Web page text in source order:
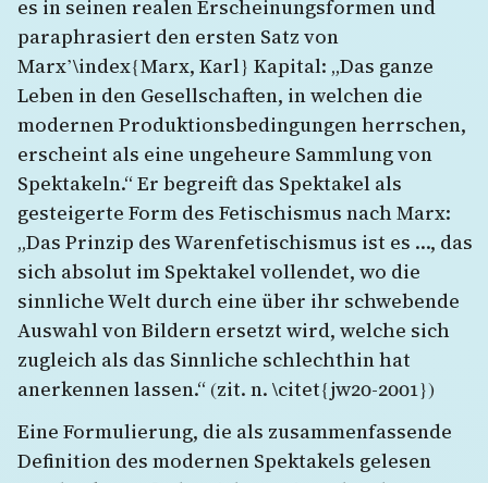
es in seinen realen Erscheinungsformen und
paraphrasiert den ersten Satz von
Marx’\index{Marx, Karl} Kapital: „Das ganze
Leben in den Gesellschaften, in welchen die
modernen Produktionsbedingungen herrschen,
erscheint als eine ungeheure Sammlung von
Spektakeln.“ Er begreift das Spektakel als
gesteigerte Form des Fetischismus nach Marx:
„Das Prinzip des Warenfetischismus ist es …, das
sich absolut im Spektakel vollendet, wo die
sinnliche Welt durch eine über ihr schwebende
Auswahl von Bildern ersetzt wird, welche sich
zugleich als das Sinnliche schlechthin hat
anerkennen lassen.“ (zit. n. \citet{jw20-2001})
Eine Formulierung, die als zusammenfassende
Definition des modernen Spektakels gelesen